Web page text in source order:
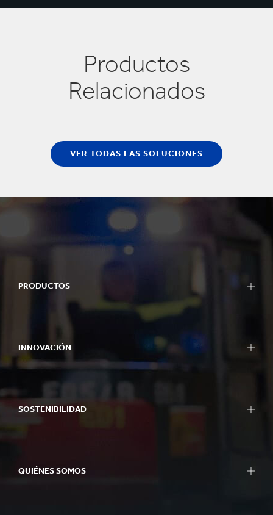
Productos
Relacionados
VER TODAS LAS SOLUCIONES
PRODUCTOS
INNOVACIÓN
SOSTENIBILIDAD
QUIÉNES SOMOS